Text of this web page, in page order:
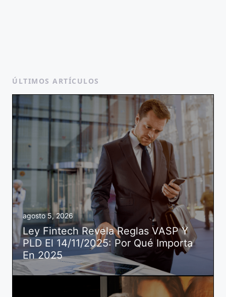
ÚLTIMOS ARTÍCULOS
agosto 5, 2026
Ley Fintech Revela Reglas VASP Y
PLD El 14/11/2025: Por Qué Importa
En 2025